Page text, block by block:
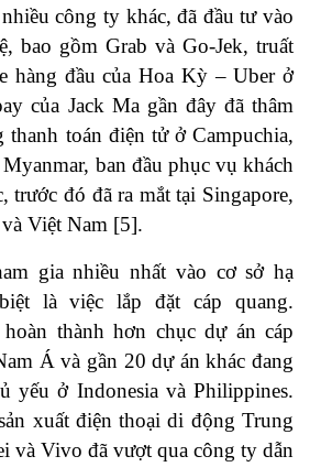
công ty khác, đã đầu tư vào
bao gồm Grab và Go-Jek, truất
hàng đầu của Hoa Kỳ – Uber ở
của Jack Ma gần đây đã thâm
thanh toán điện tử ở Campuchia,
ban đầu phục vụ khách
trước đó đã ra mắt tại Singapore,
Việt Nam [5].
gia nhiều nhất vào cơ sở hạ
là việc lắp đặt cáp quang.
thành hơn chục dự án cáp
Á và gần 20 dự án khác đang
yếu ở Indonesia và Philippines.
xuất điện thoại di động Trung
và Vivo đã vượt qua công ty dẫn